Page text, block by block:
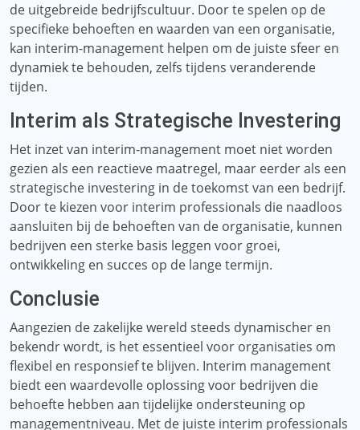
de uitgebreide bedrijfscultuur. Door te spelen op de
specifieke behoeften en waarden van een organisatie,
kan interim-management helpen om de juiste sfeer en
dynamiek te behouden, zelfs tijdens veranderende
tijden.
Interim als Strategische Investering
Het inzet van interim-management moet niet worden
gezien als een reactieve maatregel, maar eerder als een
strategische investering in de toekomst van een bedrijf.
Door te kiezen voor interim professionals die naadloos
aansluiten bij de behoeften van de organisatie, kunnen
bedrijven een sterke basis leggen voor groei,
ontwikkeling en succes op de lange termijn.
Conclusie
Aangezien de zakelijke wereld steeds dynamischer en
bekendr wordt, is het essentieel voor organisaties om
flexibel en responsief te blijven. Interim management
biedt een waardevolle oplossing voor bedrijven die
behoefte hebben aan tijdelijke ondersteuning op
managementniveau. Met de juiste interim professionals